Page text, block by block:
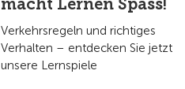
macht Lernen Spass!
Verkehrsregeln und richtiges
Verhalten – entdecken Sie jetzt
unsere Lernspiele